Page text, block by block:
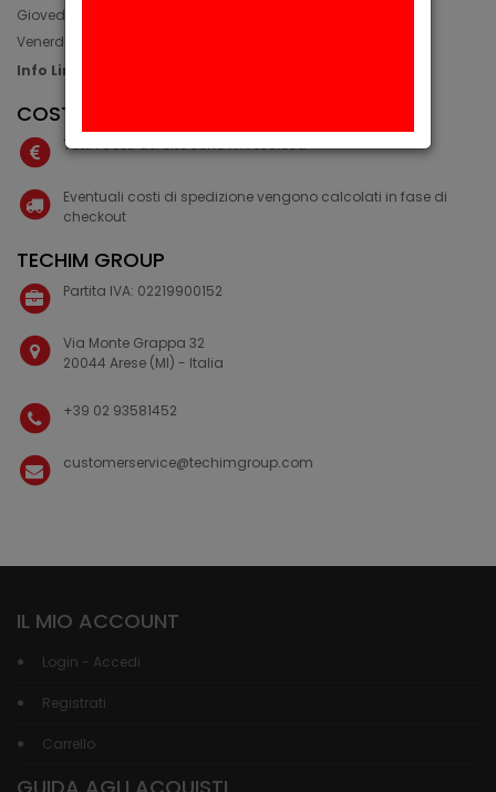
Giovedì: 09:30 - 12:30, 14:00 - 17:00
Venerdì: 08:30 - 12:30, 14:00 - 17:00
Info Line: +39 02 93581452
COSTI IVA E SPEDIZIONE
Tutti i costi del sito sono IVA esclusa
Eventuali costi di spedizione vengono calcolati in fase di
checkout
TECHIM GROUP
Partita IVA: 02219900152
Via Monte Grappa 32
20044 Arese (MI) - Italia
+39 02 93581452
customerservice@techimgroup.com
IL MIO ACCOUNT
Login - Accedi
Registrati
Carrello